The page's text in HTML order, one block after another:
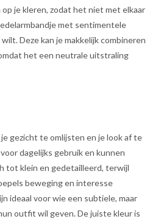
je kleren, zodat het niet met elkaar
met sentimentele
Deze kan je makkelijk combineren
het een neutrale uitstraling
gezicht te omlijsten en je look af te
dagelijks gebruik en kunnen
tot klein en gedetailleerd, terwijl
beweging en interesse
ideaal voor wie een subtiele, maar
outfit wil geven. De juiste kleur is